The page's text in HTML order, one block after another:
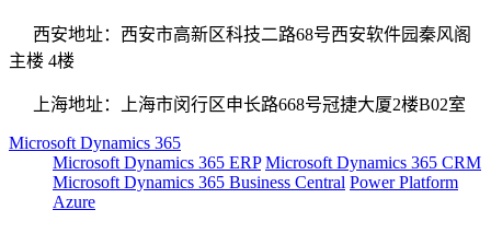
西安地址：西安市高新区科技二路68号西安软件园秦风阁
主楼 4楼
上海地址：上海市闵行区申长路668号冠捷大厦2楼B02室
Microsoft Dynamics 365
Microsoft Dynamics 365 ERP Microsoft Dynamics 365 CRM
Microsoft Dynamics 365 Business Central Power Platform
Azure